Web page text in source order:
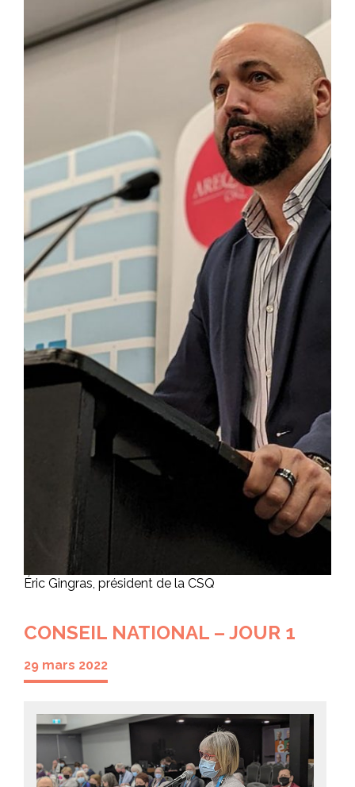
Éric Gingras, président de la CSQ
CONSEIL NATIONAL – JOUR 1
29 mars 2022